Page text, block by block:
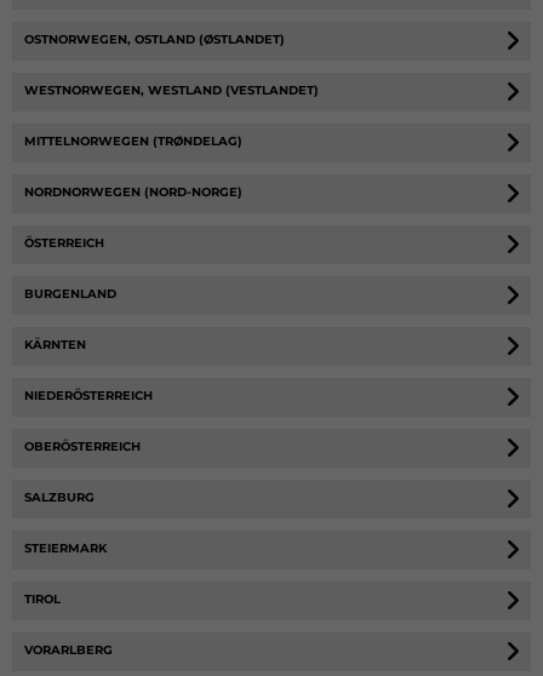
OSTNORWEGEN, OSTLAND (ØSTLANDET)
WESTNORWEGEN, WESTLAND (VESTLANDET)
MITTELNORWEGEN (TRØNDELAG)
NORDNORWEGEN (NORD-NORGE)
ÖSTERREICH
BURGENLAND
KÄRNTEN
NIEDERÖSTERREICH
OBERÖSTERREICH
SALZBURG
STEIERMARK
TIROL
VORARLBERG